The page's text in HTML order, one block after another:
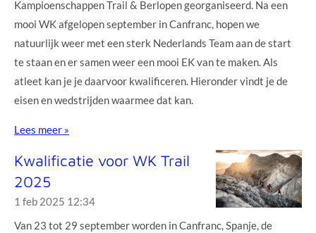
Kampioenschappen Trail & Berlopen georganiseerd. Na een
mooi WK afgelopen september in Canfranc, hopen we
natuurlijk weer met een sterk Nederlands Team aan de start
te staan en er samen weer een mooi EK van te maken. Als
atleet kan je je daarvoor kwalificeren. Hieronder vindt je de
eisen en wedstrijden waarmee dat kan.
Lees meer »
Kwalificatie voor WK Trail
2025
1 feb 2025 12:34
Van 23 tot 29 september worden in Canfranc, Spanje, de